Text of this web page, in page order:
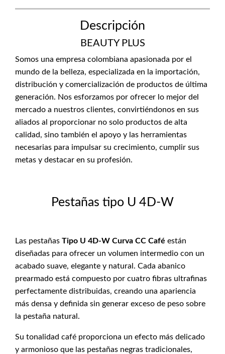
Descripción
BEAUTY PLUS
Somos una empresa colombiana apasionada por el
mundo de la belleza, especializada en la importación,
distribución y comercialización de productos de última
generación. Nos esforzamos por ofrecer lo mejor del
mercado a nuestros clientes, convirtiéndonos en sus
aliados al proporcionar no solo productos de alta
calidad, sino también el apoyo y las herramientas
necesarias para impulsar su crecimiento, cumplir sus
metas y destacar en su profesión.
Pestañas tipo U 4D-W
Las pestañas Tipo U 4D-W Curva CC Café están
diseñadas para ofrecer un volumen intermedio con un
acabado suave, elegante y natural. Cada abanico
prearmado está compuesto por cuatro fibras ultrafinas
perfectamente distribuidas, creando una apariencia
más densa y definida sin generar exceso de peso sobre
la pestaña natural.
Su tonalidad café proporciona un efecto más delicado
y armonioso que las pestañas negras tradicionales,